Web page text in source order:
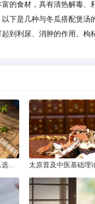
食材，具有清热解毒、
下是几种与冬瓜搭配煲
到利尿、消肿的作用。枸